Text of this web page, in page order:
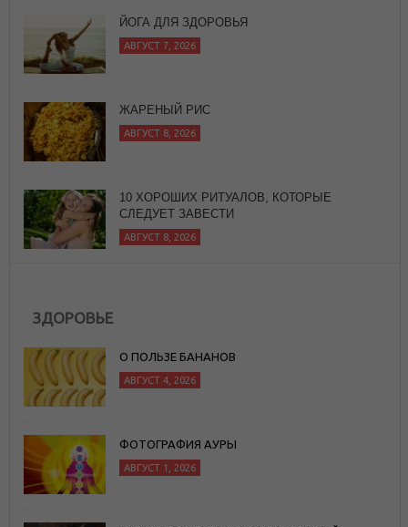
ЙОГА ДЛЯ ЗДОРОВЬЯ
АВГУСТ 7, 2026
ЖАРЕНЫЙ РИС
АВГУСТ 8, 2026
10 ХОРОШИХ РИТУАЛОВ, КОТОРЫЕ
СЛЕДУЕТ ЗАВЕСТИ
АВГУСТ 8, 2026
ЗДОРОВЬЕ
О ПОЛЬЗЕ БАНАНОВ
АВГУСТ 4, 2026
ФОТОГРАФИЯ АУРЫ
АВГУСТ 1, 2026